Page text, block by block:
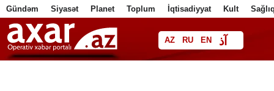
Gündəm Siyasət Planet Toplum İqtisadiyyat Kult
AZ RU EN آذ
فا